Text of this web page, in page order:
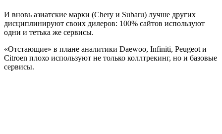
И вновь азиатские марки (Chery и Subaru) лучше других
дисциплинируют своих дилеров: 100% сайтов используют
одни и тетька же сервисы.
«Отстающие» в плане аналитики Daewoo, Infiniti, Peugeot и
Citroen плохо используют не только коллтрекинг, но и базовые
сервисы.